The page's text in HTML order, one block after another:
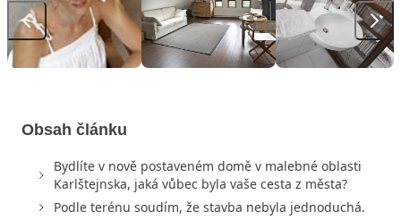
Obsah článku
Bydlíte v nově postaveném domě v malebné oblasti
Karlštejnska, jaká vůbec byla vaše cesta z města?
Podle terénu soudím, že stavba nebyla jednoduchá.